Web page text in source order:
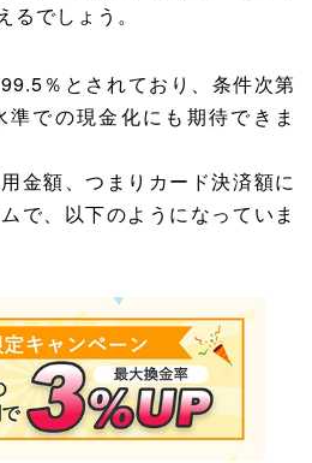
でしょう。
％とされており、条件次第
での現金化にも期待できま
金額、つまりカード決済額に
で、以下のようになっていま